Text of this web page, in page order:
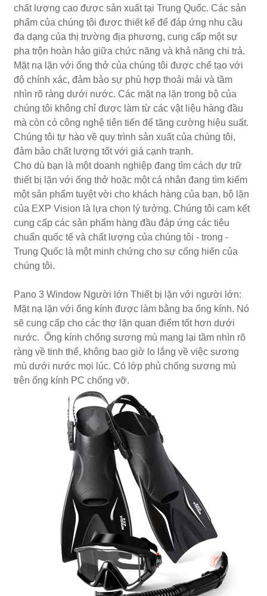
chất lượng cao được sản xuất tại Trung Quốc. Các sản
phẩm của chúng tôi được thiết kế để đáp ứng nhu cầu
đa dạng của thị trường địa phương, cung cấp một sự
pha trộn hoàn hảo giữa chức năng và khả năng chi trả.
Mặt nạ lặn với ống thở của chúng tôi được chế tạo với
độ chính xác, đảm bảo sự phù hợp thoải mái và tầm
nhìn rõ ràng dưới nước. Các mặt nạ lặn trong bộ của
chúng tôi không chỉ được làm từ các vật liệu hàng đầu
mà còn có công nghệ tiên tiến để tăng cường hiệu suất.
Chúng tôi tự hào về quy trình sản xuất của chúng tôi,
đảm bảo chất lượng tốt với giá cạnh tranh.
Cho dù bạn là một doanh nghiệp đang tìm cách dự trữ
thiết bị lặn với ống thở hoặc một cá nhân đang tìm kiếm
một sản phẩm tuyệt vời cho khách hàng của bạn, bộ lặn
của EXP Vision là lựa chọn lý tưởng. Chúng tôi cam kết
cung cấp các sản phẩm hàng đầu đáp ứng các tiêu
chuẩn quốc tế và chất lượng của chúng tôi - trong -
Trung Quốc là một minh chứng cho sự cống hiến của
chúng tôi.
Pano 3 Window Người lớn Thiết bị lặn với người lớn:
Mặt nạ lặn với ống kính được làm bằng ba ống kính. Nó
sẽ cung cấp cho các thợ lặn quan điểm tốt hơn dưới
nước. Ống kính chống sương mù mang lại tầm nhìn rõ
ràng về tinh thể, không bao giờ lo lắng về việc sương
mù dưới nước mọi lúc. Có lớp phủ chống sương mù
trên ống kính PC chống vỡ.